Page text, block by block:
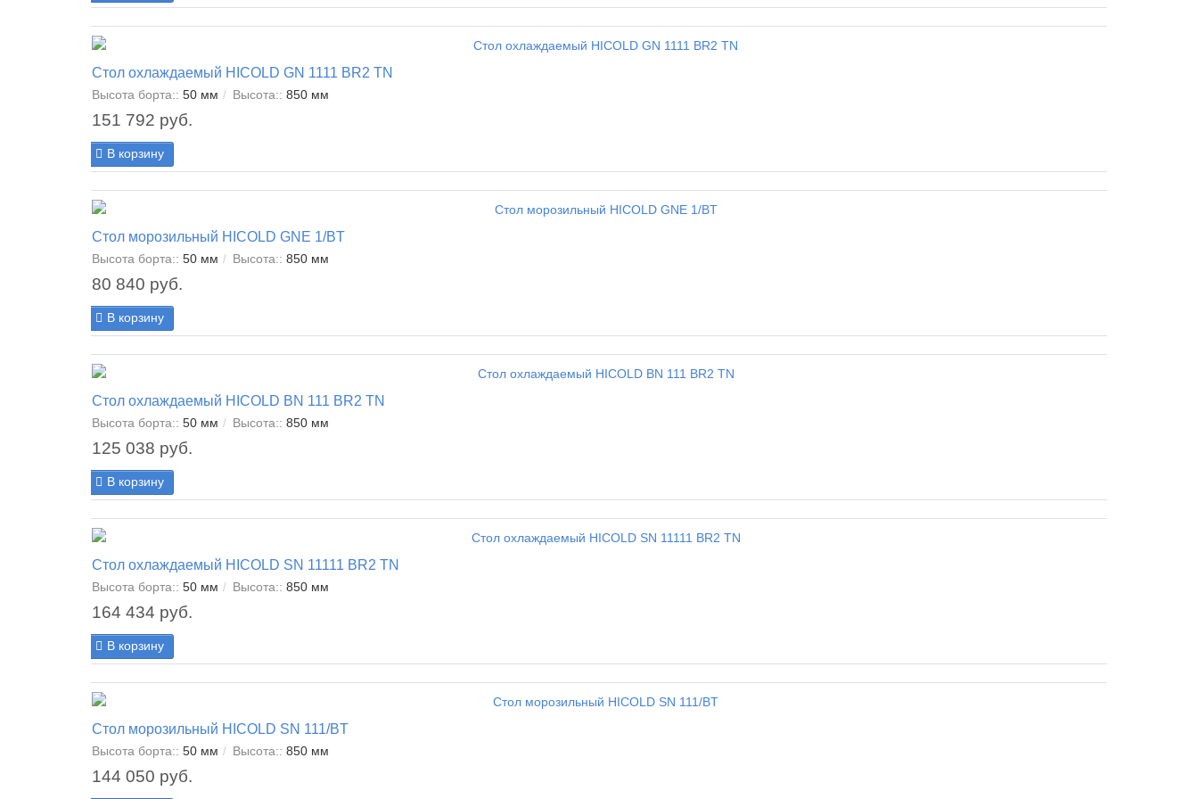
Стол охлаждаемый HICOLD GN 1111 BR2 TN
Высота борта:: 50 мм Высота:: 850 мм
151 792 руб.
В корзину
Стол морозильный HICOLD GNE 1/BT
Высота борта:: 50 мм Высота:: 850 мм
80 840 руб.
В корзину
Стол охлаждаемый HICOLD BN 111 BR2 TN
Высота борта:: 50 мм Высота:: 850 мм
125 038 руб.
В корзину
Стол охлаждаемый HICOLD SN 11111 BR2 TN
Высота борта:: 50 мм Высота:: 850 мм
164 434 руб.
В корзину
Стол морозильный HICOLD SN 111/BT
Высота борта:: 50 мм Высота:: 850 мм
144 050 руб.